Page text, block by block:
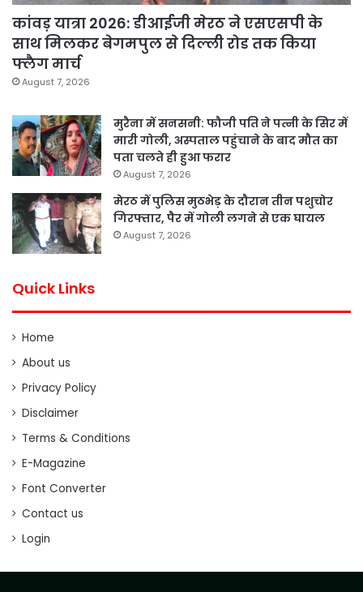
कांवड़ यात्रा 2026: डीआईजी मेरठ ने एसएसपी के
साथ मिलकर बेगमपुल से दिल्ली रोड तक किया
फ्लैग मार्च
August 7, 2026
मुरैना में सनसनी: फौजी पति ने पत्नी के सिर में
मारी गोली, अस्पताल पहुंचाने के बाद मौत का
पता चलते ही हुआ फरार
August 7, 2026
मेरठ में पुलिस मुठभेड़ के दौरान तीन पशुचोर
गिरफ्तार, पैर में गोली लगने से एक घायल
August 7, 2026
Quick Links
Home
About us
Privacy Policy
Disclaimer
Terms & Conditions
E-Magazine
Font Converter
Contact us
Login